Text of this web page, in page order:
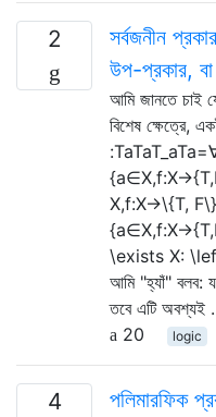
2
সর্বজনীন
উপ-প্রকার, বা
আমি জানতে চাই
বিশেষ ক্ষেত্রে,
X,f:X→\{T,
\exists X:
আমি "হ্যাঁ" বলব:
তবে এটি অবশ্যই
20
logic
4
পলিমারফিক